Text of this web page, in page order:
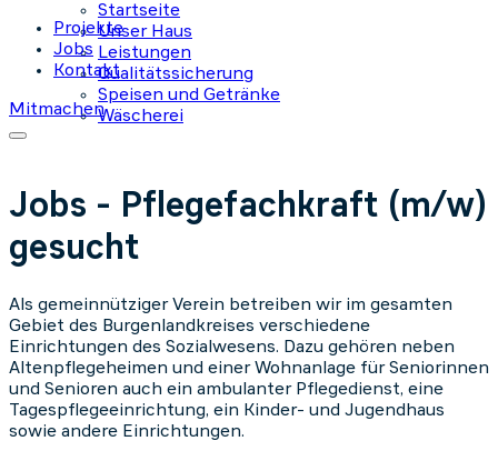
Startseite
Unser Haus
Leistungen
Qualitätssicherung
Speisen und Getränke
Wäscherei
Projekte
Jobs
Kontakt
Mitmachen
Jobs - Pflegefachkraft (m/w)
gesucht
Als gemeinnütziger Verein betreiben wir im gesamten
Gebiet des Burgenlandkreises verschiedene
Einrichtungen des Sozialwesens. Dazu gehören neben
Altenpflegeheimen und einer Wohnanlage für Seniorinnen
und Senioren auch ein ambulanter Pflegedienst, eine
Tagespflegeeinrichtung, ein Kinder- und Jugendhaus
sowie andere Einrichtungen.